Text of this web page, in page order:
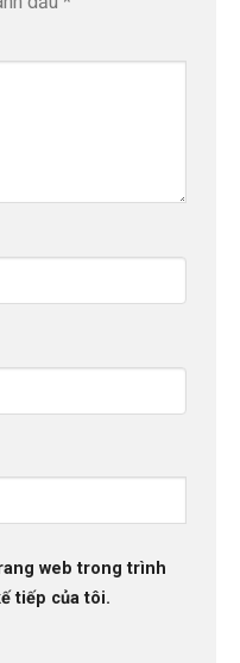
web trong trình
tiếp của tôi.